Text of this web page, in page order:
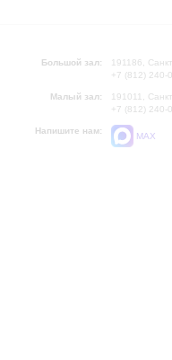
Большой зал:
191186,
+7 (812) 240-
Малый зал:
191011,
+7 (812) 240-
Напишите нам:
MAX